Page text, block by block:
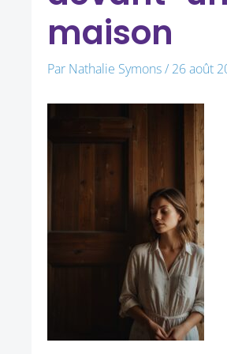
maison
Par Nathalie Symons/ 26 août